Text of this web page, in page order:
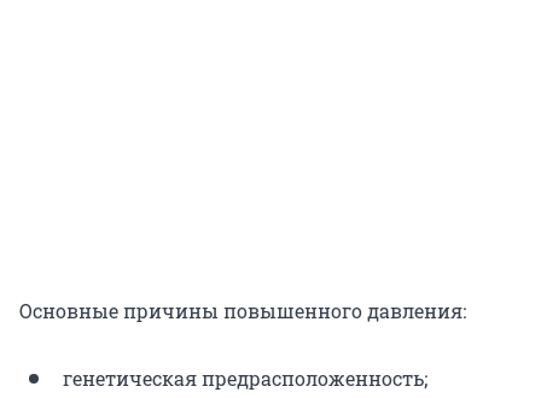
Основные причины повышенного давления:
генетическая предрасположенность;